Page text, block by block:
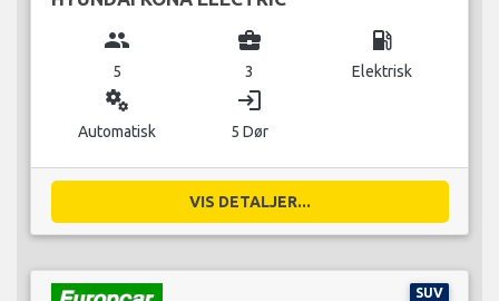
group
5
business_center
3
local_gas_station
Elektrisk
miscellaneous_services
Automatisk
login
5 Dør
VIS DETALJER...
SUV